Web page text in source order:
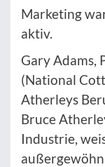
Marketing
aktiv.
Gary Adams,
(National
Atherleys
Bruce
Industrie,